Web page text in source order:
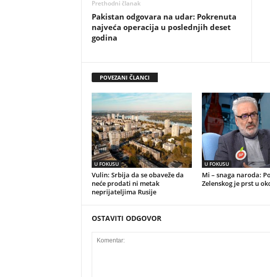
Prethodni članak
Pakistan odgovara na udar: Pokrenuta
najveća operacija u poslednjih deset
godina
POVEZANI ČLANCI
U FOKUSU
Vulin: Srbija da se obaveže da
neće prodati ni metak
neprijateljima Rusije
U FOKUSU
Mi – snaga naroda:
Zelenskog je prst u
OSTAVITI ODGOVOR